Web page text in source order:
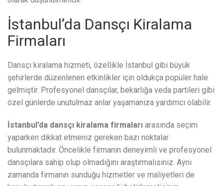
İstanbul’da Dansçı Kiralama
Firmaları
Dansçı kiralama hizmeti, özellikle İstanbul gibi büyük
şehirlerde düzenlenen etkinlikler için oldukça popüler hale
gelmiştir. Profesyonel dansçılar, bekarlığa veda partileri gibi
özel günlerde unutulmaz anlar yaşamanıza yardımcı olabilir.
İstanbul’da dansçı kiralama firmaları arasında seçim
yaparken dikkat etmeniz gereken bazı noktalar
bulunmaktadır. Öncelikle firmanın deneyimli ve profesyonel
dansçılara sahip olup olmadığını araştırmalısınız. Aynı
zamanda firmanın sunduğu hizmetler ve maliyetleri de